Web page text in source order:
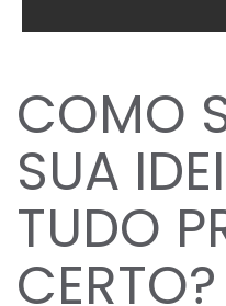
COMO
SUA
TUDO
CERTO?